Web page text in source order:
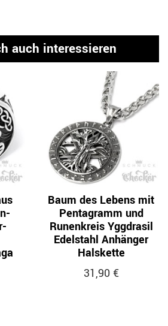
auch interessieren
Baum des Lebens mit
Pentagramm und
Runenkreis Yggdrasil
Edelstahl Anhänger
Halskette
31,90 €